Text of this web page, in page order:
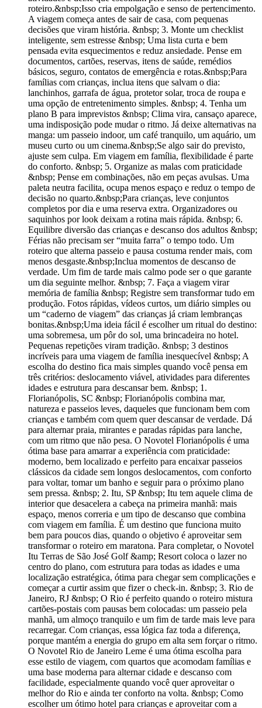
roteiro.&nbsp;Isso cria empolgação e senso de pertencimento.
A viagem começa antes de sair de casa, com pequenas
decisões que viram história. &nbsp; 3. Monte um checklist
inteligente, sem estresse &nbsp; Uma lista curta e bem
pensada evita esquecimentos e reduz ansiedade. Pense em
documentos, cartões, reservas, itens de saúde, remédios
básicos, seguro, contatos de emergência e rotas.&nbsp;Para
famílias com crianças, inclua itens que salvam o dia:
lanchinhos, garrafa de água, protetor solar, troca de roupa e
uma opção de entretenimento simples. &nbsp; 4. Tenha um
plano B para imprevistos &nbsp; Clima vira, cansaço aparece,
uma indisposição pode mudar o ritmo. Já deixe alternativas na
manga: um passeio indoor, um café tranquilo, um aquário, um
museu curto ou um cinema.&nbsp;Se algo sair do previsto,
ajuste sem culpa. Em viagem em família, flexibilidade é parte
do conforto. &nbsp; 5. Organize as malas com praticidade
&nbsp; Pense em combinações, não em peças avulsas. Uma
paleta neutra facilita, ocupa menos espaço e reduz o tempo de
decisão no quarto.&nbsp;Para crianças, leve conjuntos
completos por dia e uma reserva extra. Organizadores ou
saquinhos por look deixam a rotina mais rápida. &nbsp; 6.
Equilibre diversão das crianças e descanso dos adultos &nbsp;
Férias não precisam ser “muita farra” o tempo todo. Um
roteiro que alterna passeio e pausa costuma render mais, com
menos desgaste.&nbsp;Inclua momentos de descanso de
verdade. Um fim de tarde mais calmo pode ser o que garante
um dia seguinte melhor. &nbsp; 7. Faça a viagem virar
memória de família &nbsp; Registre sem transformar tudo em
produção. Fotos rápidas, vídeos curtos, um diário simples ou
um “caderno de viagem” das crianças já criam lembranças
bonitas.&nbsp;Uma ideia fácil é escolher um ritual do destino:
uma sobremesa, um pôr do sol, uma brincadeira no hotel.
Pequenas repetições viram tradição. &nbsp; 3 destinos
incríveis para uma viagem de família inesquecível &nbsp; A
escolha do destino fica mais simples quando você pensa em
três critérios: deslocamento viável, atividades para diferentes
idades e estrutura para descansar bem. &nbsp; 1.
Florianópolis, SC &nbsp; Florianópolis combina mar,
natureza e passeios leves, daqueles que funcionam bem com
crianças e também com quem quer descansar de verdade. Dá
para alternar praia, mirantes e paradas rápidas para lanche,
com um ritmo que não pesa. O Novotel Florianópolis é uma
ótima base para amarrar a experiência com praticidade:
moderno, bem localizado e perfeito para encaixar passeios
clássicos da cidade sem longos deslocamentos, com conforto
para voltar, tomar um banho e seguir para o próximo plano
sem pressa. &nbsp; 2. Itu, SP &nbsp; Itu tem aquele clima de
interior que desacelera a cabeça na primeira manhã: mais
espaço, menos correria e um tipo de descanso que combina
com viagem em família. É um destino que funciona muito
bem para poucos dias, quando o objetivo é aproveitar sem
transformar o roteiro em maratona. Para completar, o Novotel
Itu Terras de São José Golf &amp; Resort coloca o lazer no
centro do plano, com estrutura para todas as idades e uma
localização estratégica, ótima para chegar sem complicações e
começar a curtir assim que fizer o check-in. &nbsp; 3. Rio de
Janeiro, RJ &nbsp; O Rio é perfeito quando o roteiro mistura
cartões-postais com pausas bem colocadas: um passeio pela
manhã, um almoço tranquilo e um fim de tarde mais leve para
recarregar. Com crianças, essa lógica faz toda a diferença,
porque mantém a energia do grupo em alta sem forçar o ritmo.
O Novotel Rio de Janeiro Leme é uma ótima escolha para
esse estilo de viagem, com quartos que acomodam famílias e
uma base moderna para alternar cidade e descanso com
facilidade, especialmente quando você quer aproveitar o
melhor do Rio e ainda ter conforto na volta. &nbsp; Como
escolher um ótimo hotel para crianças e aproveitar com a